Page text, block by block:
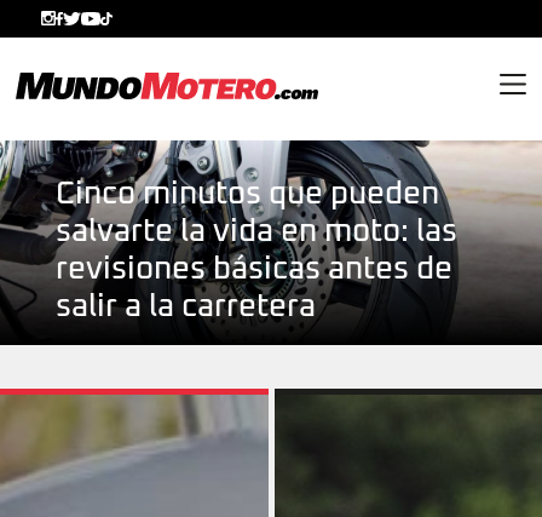
MundoMotero.com
Cinco minutos que pueden
salvarte la vida en moto: las
revisiones básicas antes de
salir a la carretera